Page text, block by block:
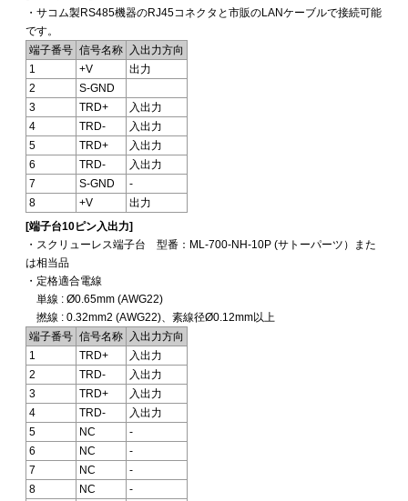
・サコム製RS485機器のRJ45コネクタと市販のLANケーブルで接続可能
です。
端子番号 信号名称
入出力方向
1
+V
出力
2
S-GND
3
TRD+
入出力
4
TRD-
入出力
5
TRD+
入出力
6
TRD-
入出力
7
S-GND
-
8
+V
出力
[端子台10ピン入出力]
・スクリューレス端子台 型番：ML-700-NH-10P (サトーパーツ）また
は相当品
・定格適合電線
単線 : Ø0.65mm (AWG22)
撚線 : 0.32mm2 (AWG22)、素線径Ø0.12mm以上
端子番号 信号名称
入出力方向
1
TRD+
入出力
2
TRD-
入出力
3
TRD+
入出力
4
TRD-
入出力
5
NC
-
6
NC
-
7
NC
-
8
NC
-